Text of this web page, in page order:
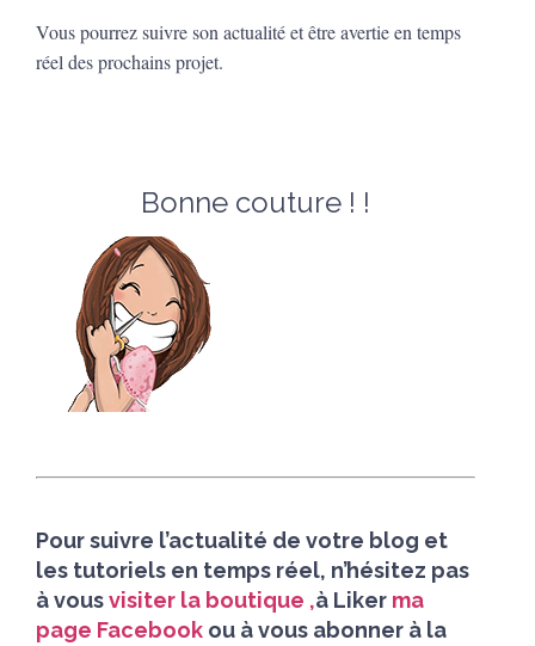
Vous pourrez suivre son actualité et être avertie en temps
réel des prochains projet.
Bonne couture ! !
Pour suivre l’actualité de votre blog et
les tutoriels en temps réel, n’hésitez pas
à vousvisiter la boutique ,à Liker ma
page Facebook ou à vous abonner à la